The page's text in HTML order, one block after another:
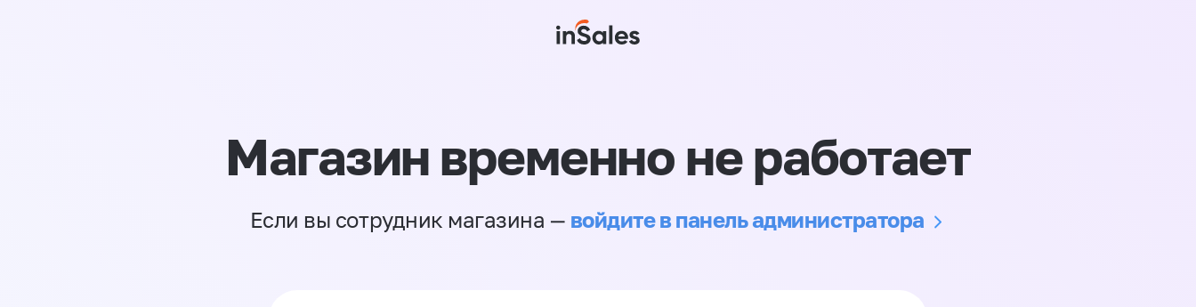
Магазин временно не работает
Если вы сотрудник магазина — войдите в панель администратора